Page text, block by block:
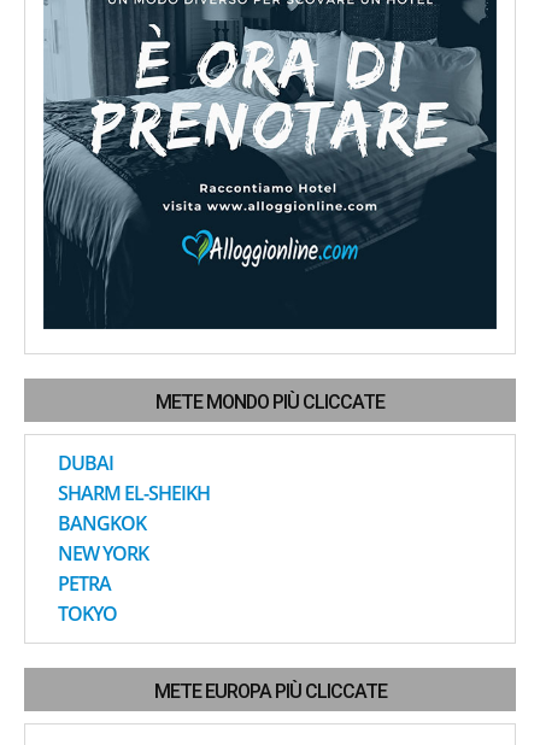
METE MONDO PIÙ CLICCATE
DUBAI
SHARM EL-SHEIKH
BANGKOK
NEW YORK
PETRA
TOKYO
METE EUROPA PIÙ CLICCATE